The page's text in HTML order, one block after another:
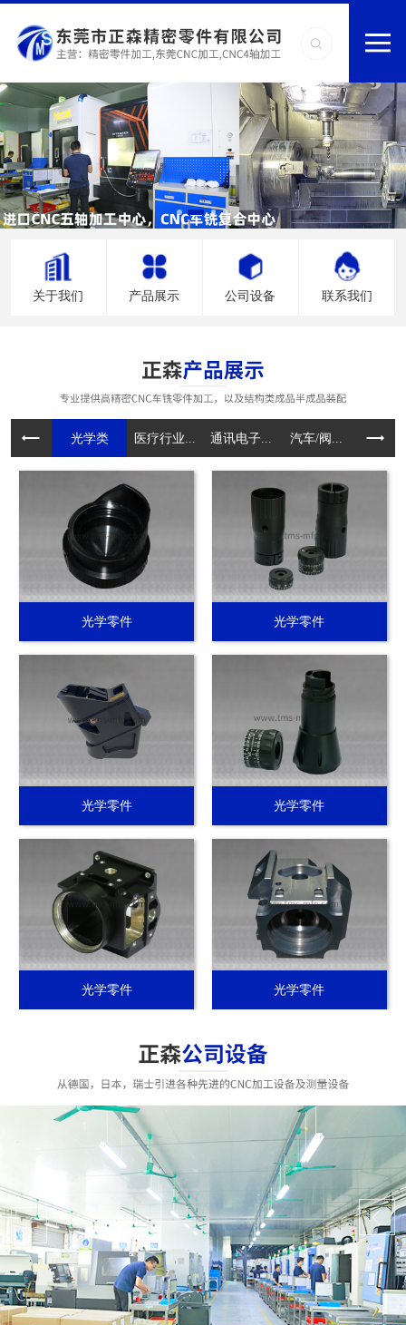
关于我们 产品展示 公司设备 联系我们
光学类 医疗行业... 通讯电子... 汽车/阀... 电动工
光学零件 光学零件
光学零件 光学零件
光学零件 光学零件